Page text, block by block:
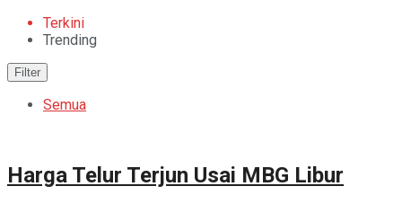
Terkini
Trending
Filter
Semua
Harga Telur Terjun Usai MBG Libur